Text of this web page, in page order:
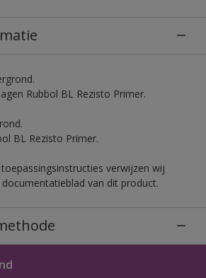
Rubbol BL Rezisto Primer.
BL Rezisto Primer.
verwijzen wij
van dit product.